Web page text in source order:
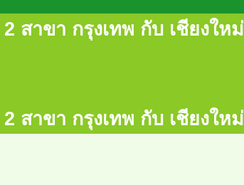
สาขา กรุงเทพ กับ เชียงใหม่
สาขา กรุงเทพ กับ เชียงใหม่